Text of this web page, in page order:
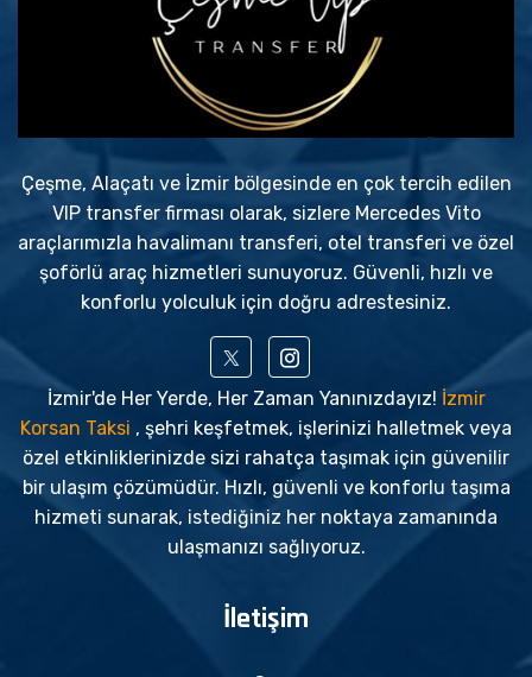
Çeşme, Alaçatı ve İzmir bölgesinde en çok tercih edilen
VIP transfer firması olarak, sizlere Mercedes Vito
araçlarımızla havalimanı transferi, otel transferi ve özel
şoförlü araç hizmetleri sunuyoruz. Güvenli, hızlı ve
konforlu yolculuk için doğru adrestesiniz.
İzmir'de Her Yerde, Her Zaman Yanınızdayız! İzmir
Korsan Taksi , şehri keşfetmek, işlerinizi halletmek veya
özel etkinliklerinizde sizi rahatça taşımak için güvenilir
bir ulaşım çözümüdür. Hızlı, güvenli ve konforlu taşıma
hizmeti sunarak, istediğiniz her noktaya zamanında
ulaşmanızı sağlıyoruz.
İletişim